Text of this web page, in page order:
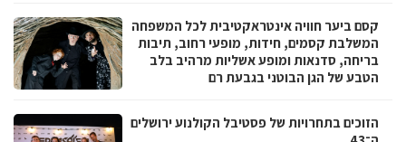
קסם ביער חוויה אינטראקטיבית לכל המשפחה
המשלבת קסמים, חידות, מופעי רחוב, תיבות
בריחה, סדנאות ומופע אשליות מרהיב בלב
הטבע של הגן הבוטני בגבעת רם
הזוכים בתחרויות של פסטיבל הקולנוע ירושלים